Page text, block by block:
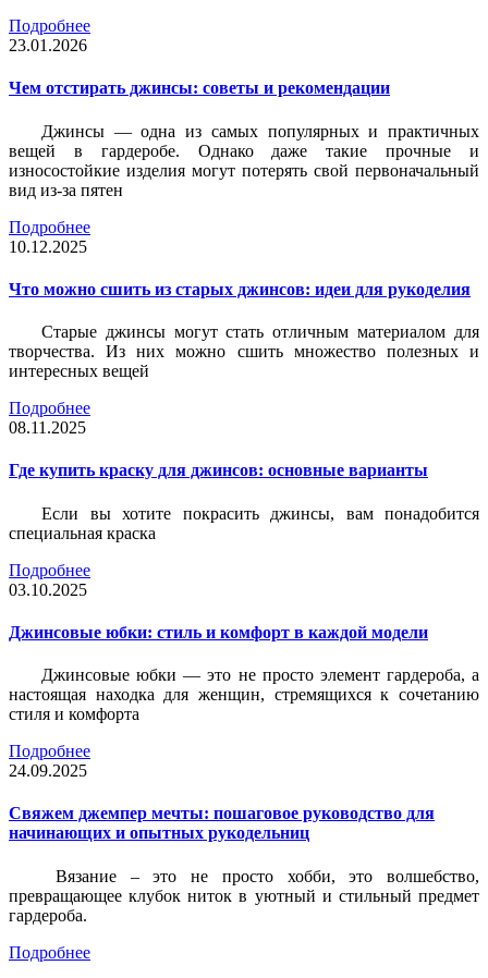
Подробнее
23.01.2026
Чем отстирать джинсы: советы и рекомендации
Джинсы — одна из самых популярных и практичных
вещей в гардеробе. Однако даже такие прочные и
износостойкие изделия могут потерять свой первоначальный
вид из-за пятен
Подробнее
10.12.2025
Что можно сшить из старых джинсов: идеи для рукоделия
Старые джинсы могут стать отличным материалом для
творчества. Из них можно сшить множество полезных и
интересных вещей
Подробнее
08.11.2025
Где купить краску для джинсов: основные варианты
Если вы хотите покрасить джинсы, вам понадобится
специальная краска
Подробнее
03.10.2025
Джинсовые юбки: стиль и комфорт в каждой модели
Джинсовые юбки — это не просто элемент гардероба, а
настоящая находка для женщин, стремящихся к сочетанию
стиля и комфорта
Подробнее
24.09.2025
Свяжем джемпер мечты: пошаговое руководство для
начинающих и опытных рукодельниц
Вязание – это не просто хобби, это волшебство,
превращающее клубок ниток в уютный и стильный предмет
гардероба.
Подробнее